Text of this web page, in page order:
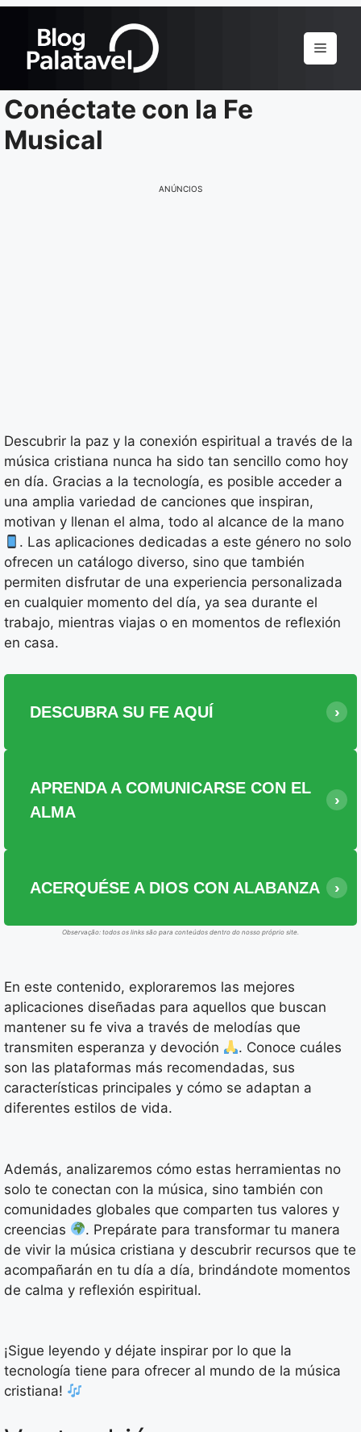
Menu
Conéctate con la Fe
Musical
ANÚNCIOS
Descubrir la paz y la conexión espiritual a través de la
música cristiana nunca ha sido tan sencillo como hoy
en día. Gracias a la tecnología, es posible acceder a
una amplia variedad de canciones que inspiran,
motivan y llenan el alma, todo al alcance de la mano
. Las aplicaciones dedicadas a este género no solo
ofrecen un catálogo diverso, sino que también
permiten disfrutar de una experiencia personalizada
en cualquier momento del día, ya sea durante el
trabajo, mientras viajas o en momentos de reflexión
en casa.
DESCUBRA SU FE AQUÍ
APRENDA A COMUNICARSE CON EL
ALMA
ACERQUÉSE A DIOS CON ALABANZA
Observação: todos os links são para conteúdos dentro do nosso próprio site.
En este contenido, exploraremos las mejores
aplicaciones diseñadas para aquellos que buscan
mantener su fe viva a través de melodías que
transmiten esperanza y devoción
. Conoce cuáles
son las plataformas más recomendadas, sus
características principales y cómo se adaptan a
diferentes estilos de vida.
Además, analizaremos cómo estas herramientas no
solo te conectan con la música, sino también con
comunidades globales que comparten tus valores y
creencias
. Prepárate para transformar tu manera
de vivir la música cristiana y descubrir recursos que te
acompañarán en tu día a día, brindándote momentos
de calma y reflexión espiritual.
¡Sigue leyendo y déjate inspirar por lo que la
tecnología tiene para ofrecer al mundo de la música
cristiana!